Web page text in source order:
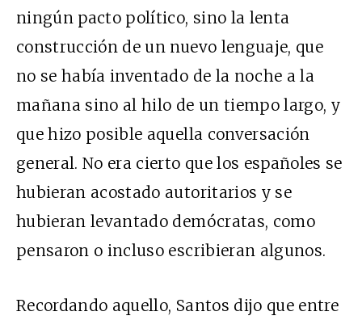
ningún pacto político, sino la lenta
construcción de un nuevo lenguaje, que
no se había inventado de la noche a la
mañana sino al hilo de un tiempo largo, y
que hizo posible aquella conversación
general. No era cierto que los españoles se
hubieran acostado autoritarios y se
hubieran levantado demócratas, como
pensaron o incluso escribieran algunos.
Recordando aquello, Santos dijo que entre